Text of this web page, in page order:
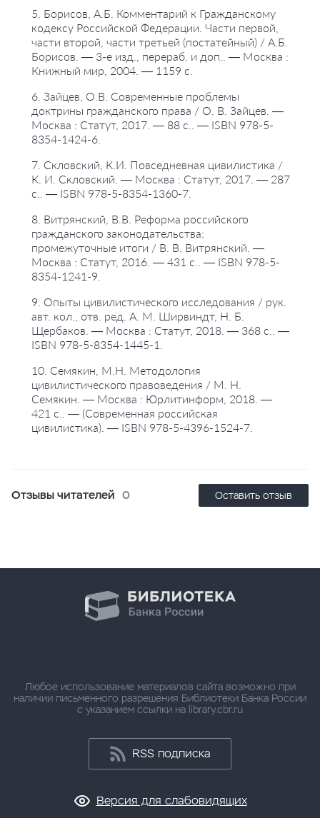
5. Борисов, А.Б. Комментарий к Гражданскому
кодексу Российской Федерации. Части первой,
части второй, части третьей (постатейный) / А.Б.
Борисов. — 3-е изд., перераб. и доп.. — Москва :
Книжный мир, 2004. — 1159 с.
6. Зайцев, О.В. Современные проблемы
доктрины гражданского права / О. В. Зайцев. —
Москва : Статут, 2017. — 88 с.. — ISBN 978-5-
8354-1424-6.
7. Скловский, К.И. Повседневная цивилистика /
К. И. Скловский. — Москва : Статут, 2017. — 287
с.. — ISBN 978-5-8354-1360-7.
8. Витрянский, В.В. Реформа российского
гражданского законодательства:
промежуточные итоги / В. В. Витрянский. —
Москва : Статут, 2016. — 431 с.. — ISBN 978-5-
8354-1241-9.
9. Опыты цивилистического исследования / рук.
авт. кол., отв. ред. А. М. Ширвиндт, Н. Б.
Щербаков. — Москва : Статут, 2018. — 368 с.. —
ISBN 978-5-8354-1445-1.
10. Семякин, М.Н. Методология
цивилистического правоведения / М. Н.
Семякин. — Москва : Юрлитинформ, 2018. —
421 с.. — (Современная российская
цивилистика). — ISBN 978-5-4396-1524-7.
Отзывы читателей 0 Оставить отзыв
Любое использование материалов сайта возможно при
наличии письменного разрешения Библиотеки Банка России
с указанием ссылки на library.cbr.ru
RSS подписка
Версия для слабовидящих